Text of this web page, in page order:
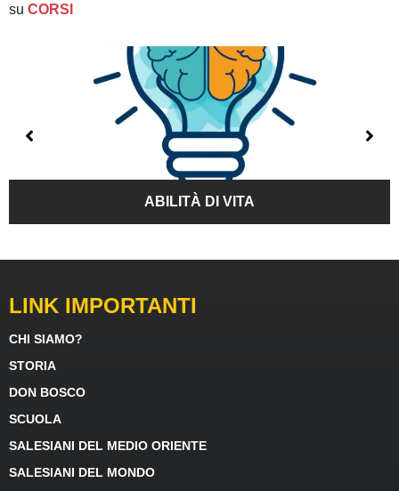
su CORSI
ABILITÀ DI VITA
LINK IMPORTANTI
CHI SIAMO?
STORIA
DON BOSCO
SCUOLA
SALESIANI DEL MEDIO ORIENTE
SALESIANI DEL MONDO